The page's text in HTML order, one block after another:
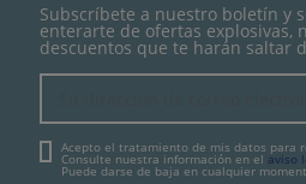
Subscríbete a nuestro boletín y
enterarte de ofertas explosivas,
descuentos que te harán saltar
Acepto el tratamiento de mis datos para
Consulte nuestra información en el aviso
Puede darse de baja en cualquier